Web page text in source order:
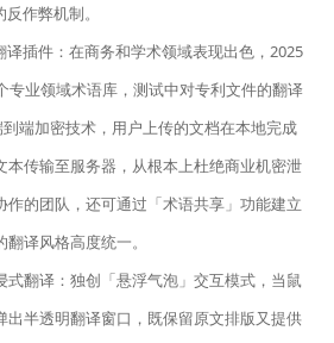
作弊机制。
译插件：在商务和学术领域表现出色，2025
专业领域术语库，测试中对专利文件的翻译
端加密技术，用户上传的文档在本地完成
本传输至服务器，从根本上杜绝商业机密泄
作的团队，还可通过「术语共享」功能建立
译风格高度统一。
式翻译：独创「悬浮气泡」交互模式，当鼠
出半透明翻译窗口，既保留原文排版又提供